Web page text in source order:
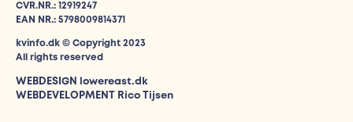
CVR.NR.: 12919247
EAN NR.: 5798009814371
kvinfo.dk © Copyright 2023
All rights reserved
WEBDESIGN
lowereast.dk
WEBDEVELOPMENT Rico Tijsen